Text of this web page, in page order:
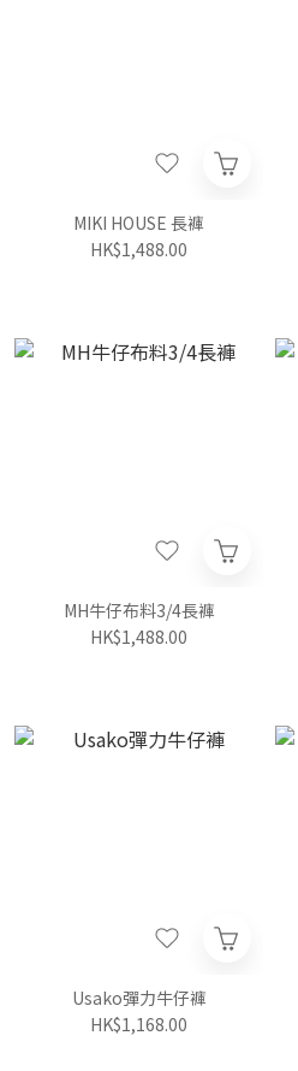
MIKI HOUSE 長褲
HK$1,488.00
MH牛仔布料3/4長褲
HK$1,488.00
Usako彈力牛仔褲
HK$1,168.00